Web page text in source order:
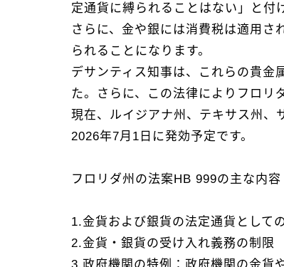
定通貨に縛られることはない」と付
さらに、金や銀には消費税は適用
られることになります。
デサンティス知事は、これらの貴金
た。さらに、この法律によりフロリ
現在、ルイジアナ州、テキサス州、
2026年7月1日に発効予定です。
フロリダ州の法案HB 999の主な内容
1.金貨および銀貨の法定通貨として
2.金貨・銀貨の受け入れ義務の制限